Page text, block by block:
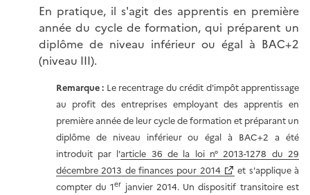
En pratique, il s'agit des apprentis en première
année du cycle de formation, qui préparent un
diplôme de niveau inférieur ou égal à BAC+2
(niveau III).
Remarque : Le recentrage du crédit d'impôt apprentissage
au profit des entreprises employant des apprentis en
première année de leur cycle de formation et préparant un
diplôme de niveau inférieur ou égal à BAC+2 a été
introduit par l'article 36 de la loi n° 2013-1278 du 29
décembre 2013 de finances pour 2014
et s'applique à
compter du 1er janvier 2014. Un dispositif transitoire est